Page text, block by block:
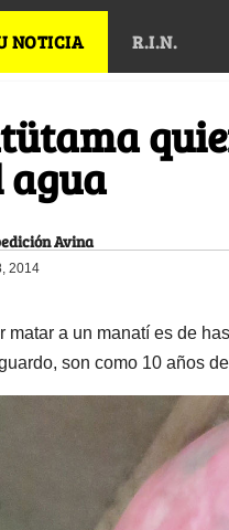
NOTICIA R.I.N.
agua
Avina
2014
matar a un manatí es de
son como 10 años